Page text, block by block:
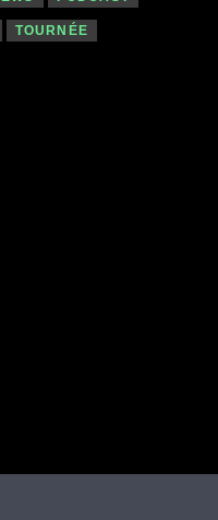
TOURNÉE